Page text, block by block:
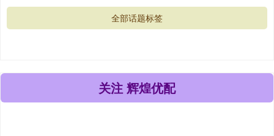
全部话题标签
关注 辉煌优配